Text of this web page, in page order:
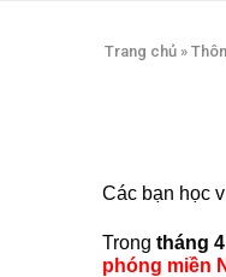
Trang chủ »
Các bạn học
Trong tháng 4
phóng miền